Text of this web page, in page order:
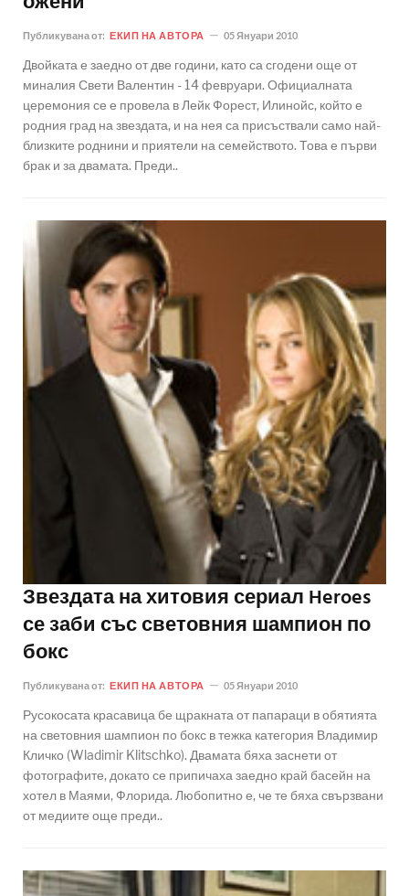
Публикувана от: ЕКИП НА АВТОРА 05 Януари 2010
Двойката е заедно от две години, като са сгодени още от
миналия Свети Валентин - 14 февруари. Официалната
церемония се е провела в Лейк Форест, Илинойс, който е
родния град на звездата, и на нея са присъствали само най-
близките роднини и приятели на семейството. Това е първи
брак и за двамата. Преди..
Звездата на хитовия сериал Heroes
се заби със световния шампион по
бокс
Публикувана от: ЕКИП НА АВТОРА 05 Януари 2010
Русокосата красавица бе щракната от папараци в обятията
на световния шампион по бокс в тежка категория Владимир
Кличко (Wladimir Klitschko). Двамата бяха заснети от
фотографите, докато се припичаха заедно край басейн на
хотел в Маями, Флорида. Любопитно е, че те бяха свързвани
от медиите още преди..